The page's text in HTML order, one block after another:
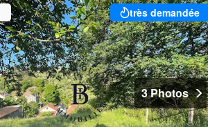
très demandée
3 Photos